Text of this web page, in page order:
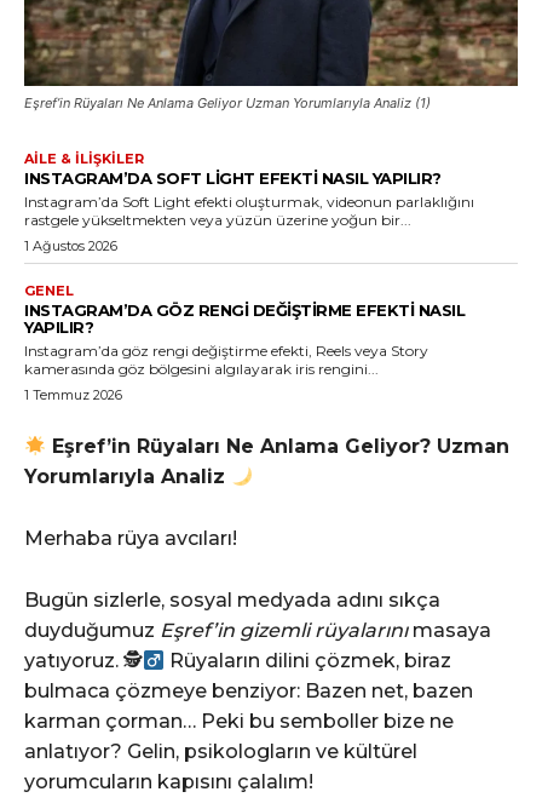
Eşref’in Rüyaları Ne Anlama Geliyor Uzman Yorumlarıyla Analiz (1)
AILE & İLIŞKILER
INSTAGRAM’DA SOFT LIGHT EFEKTI NASIL YAPILIR?
Instagram’da Soft Light efekti oluşturmak, videonun parlaklığını
rastgele yükseltmekten veya yüzün üzerine yoğun bir...
1 Ağustos 2026
GENEL
INSTAGRAM’DA GÖZ RENGI DEĞIŞTIRME EFEKTI NASIL
YAPILIR?
Instagram’da göz rengi değiştirme efekti, Reels veya Story
kamerasında göz bölgesini algılayarak iris rengini...
1 Temmuz 2026
Eşref’in Rüyaları Ne Anlama Geliyor? Uzman
Yorumlarıyla Analiz
Merhaba rüya avcıları!
Bugün sizlerle, sosyal medyada adını sıkça
duyduğumuz Eşref’in gizemli rüyalarınımasaya
yatıyoruz. 🕵
Rüyaların dilini çözmek, biraz
bulmaca çözmeye benziyor: Bazen net, bazen
karman çorman… Peki bu semboller bize ne
anlatıyor? Gelin, psikologların ve kültürel
yorumcuların kapısını çalalım!